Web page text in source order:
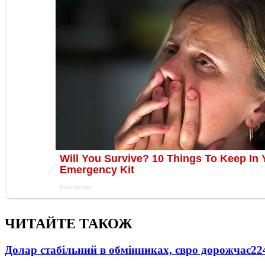
ЧИТАЙТЕ ТАКОЖ
Долар стабільний в обмінниках, євро дорожчає